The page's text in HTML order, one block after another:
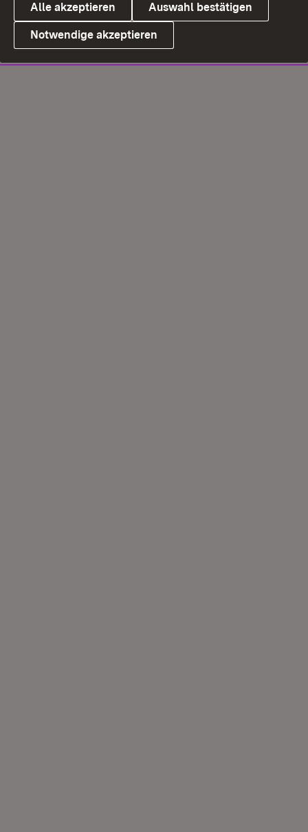
Alle akzeptieren Auswahl bestätigen
Notwendige akzeptieren